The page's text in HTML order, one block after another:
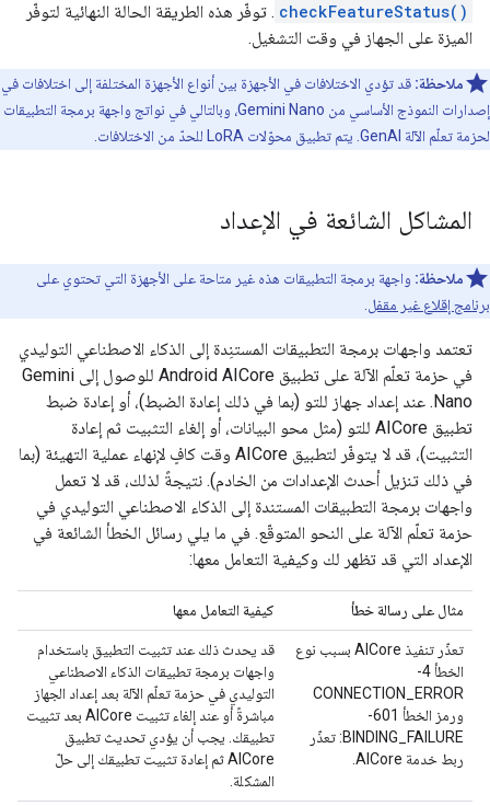
checkFeatureStatus() . توفّر هذه الطريقة الحالة النهائية لتوفّر
الميزة على الجهاز في وقت التشغيل.
ملاحظة: قد تؤدي الاختلافات في الأجهزة بين أنواع الأجهزة المختلفة إلى اختلافات في
إصدارات النموذج الأساسي من Gemini Nano، وبالتالي في نواتج واجهة برمجة التطبيقات
لحزمة تعلّم الآلة GenAI. يتم تطبيق محوّلات LoRA للحدّ من الاختلافات.
المشاكل الشائعة في الإعداد
ملاحظة: واجهة برمجة التطبيقات هذه غير متاحة على الأجهزة التي تحتوي على
برنامج إقلاع غير مقفل.
تعتمد واجهات برمجة التطبيقات المستنِدة إلى الذكاء الاصطناعي التوليدي
في حزمة تعلّم الآلة على تطبيق Android AICore للوصول إلى Gemini
Nano. عند إعداد جهاز للتو (بما في ذلك إعادة الضبط)، أو إعادة ضبط
تطبيق AICore للتو (مثل محو البيانات، أو إلغاء التثبيت ثم إعادة
التثبيت)، قد لا يتوفّر لتطبيق AICore وقت كافٍ لإنهاء عملية التهيئة (بما
في ذلك تنزيل أحدث الإعدادات من الخادم). نتيجةً لذلك، قد لا تعمل
واجهات برمجة التطبيقات المستندة إلى الذكاء الاصطناعي التوليدي في
حزمة تعلّم الآلة على النحو المتوقّع. في ما يلي رسائل الخطأ الشائعة في
الإعداد التي قد تظهر لك وكيفية التعامل معها:
مثال على رسالة خطأ كيفية التعامل معها
تعذّر تنفيذ AICore بسبب نوع
الخطأ 4-
CONNECTION_ERROR
ورمز الخطأ 601-
BINDING_FAILURE: تعذّر
ربط خدمة AICore.
قد يحدث ذلك عند تثبيت التطبيق باستخدام
واجهات برمجة تطبيقات الذكاء الاصطناعي
التوليدي في حزمة تعلّم الآلة بعد إعداد الجهاز
مباشرةً أو عند إلغاء تثبيت AICore بعد تثبيت
تطبيقك. يجب أن يؤدي تحديث تطبيق
AICore ثم إعادة تثبيت تطبيقك إلى حلّ
المشكلة.